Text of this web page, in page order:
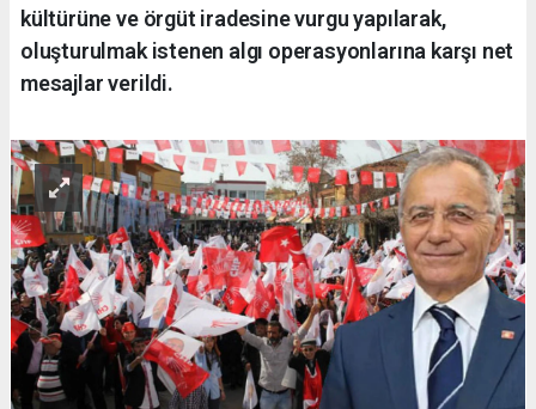
kültürüne ve örgüt iradesine vurgu yapılarak,
oluşturulmak istenen algı operasyonlarına karşı net
mesajlar verildi.